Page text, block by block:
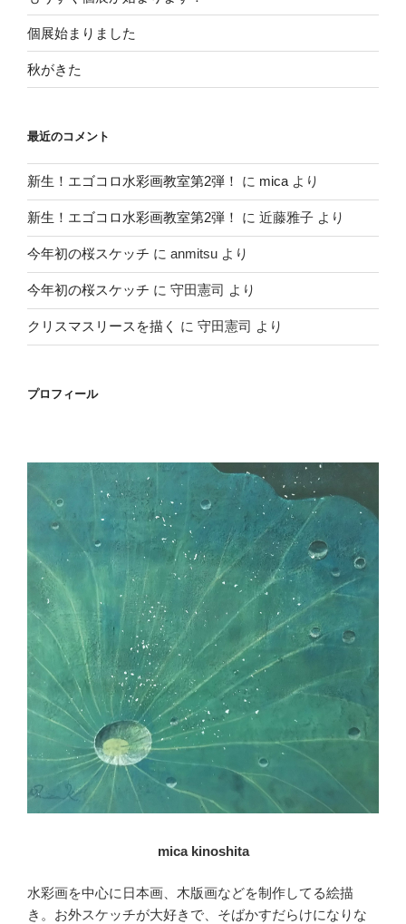
個展始まりました
秋がきた
最近のコメント
新生！エゴコロ水彩画教室第2弾！ に mica より
新生！エゴコロ水彩画教室第2弾！ に 近藤雅子 より
今年初の桜スケッチ に anmitsu より
今年初の桜スケッチ に 守田憲司 より
クリスマスリースを描く に 守田憲司 より
プロフィール
mica kinoshita
水彩画を中心に日本画、木版画などを制作してる絵描
き。お外スケッチが大好きで、そばかすだらけになりな